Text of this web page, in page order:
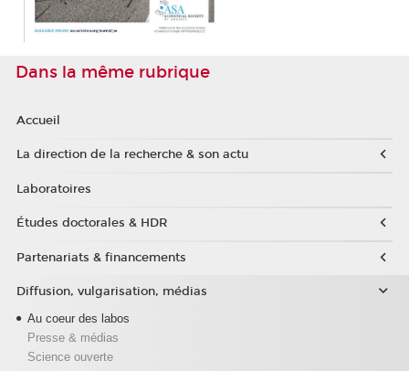
Dans la même rubrique
Accueil
La direction de la recherche & son actu
Laboratoires
Études doctorales & HDR
Partenariats & financements
Diffusion, vulgarisation, médias
Au coeur des labos
Presse & médias
Science ouverte